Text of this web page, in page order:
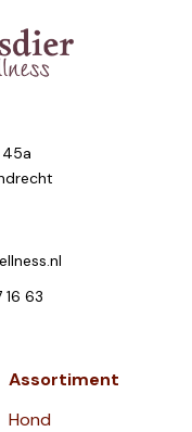
16 63
Assortiment
Hond